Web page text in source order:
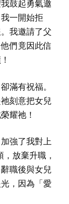
鼓起勇氣邀
一開始拒
我邀請了父
們竟因此信
滿有祝福。
刻意把女兒
耀祂！
強了我對上
放棄升職，
職後與女兒
，因為「愛